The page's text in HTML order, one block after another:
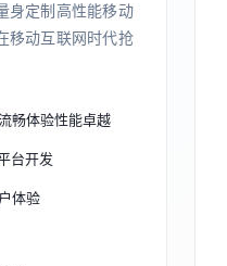
身定制高性能移动
移动互联网时代抢
畅体验性能卓越
台开发
体验